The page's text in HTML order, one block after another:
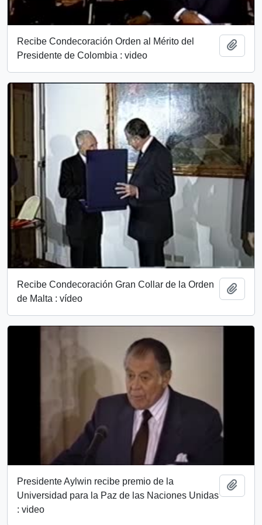
Recibe Condecoración Orden al Mérito del
Presidente de Colombia : video
Recibe Condecoración Gran Collar de la Orden
de Malta : vídeo
Presidente Aylwin recibe premio de la
Universidad para la Paz de las Naciones Unidas
: video